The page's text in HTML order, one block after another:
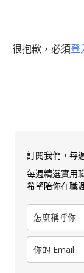
很抱歉，必須登
訂閱我們，每
每週精選實用
希望陪你在職